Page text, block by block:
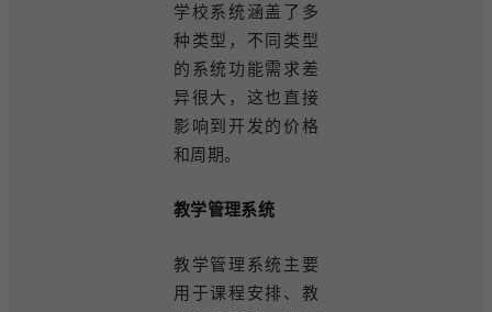
学校系统涵盖了多
种类型，不同类型
的系统功能需求差
异很大，这也直接
影响到开发的价格
和周期。
教学管理系统
教学管理系统主要
用于课程安排、教